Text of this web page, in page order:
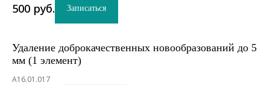
500 руб. Записаться
Удаление доброкачественных новообразований до 5
мм (1 элемент)
A16.01.017